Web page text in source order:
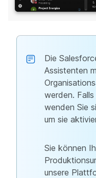
Die
Assistenten
werden.
wenden Sie
um sie
Sie können
unsere